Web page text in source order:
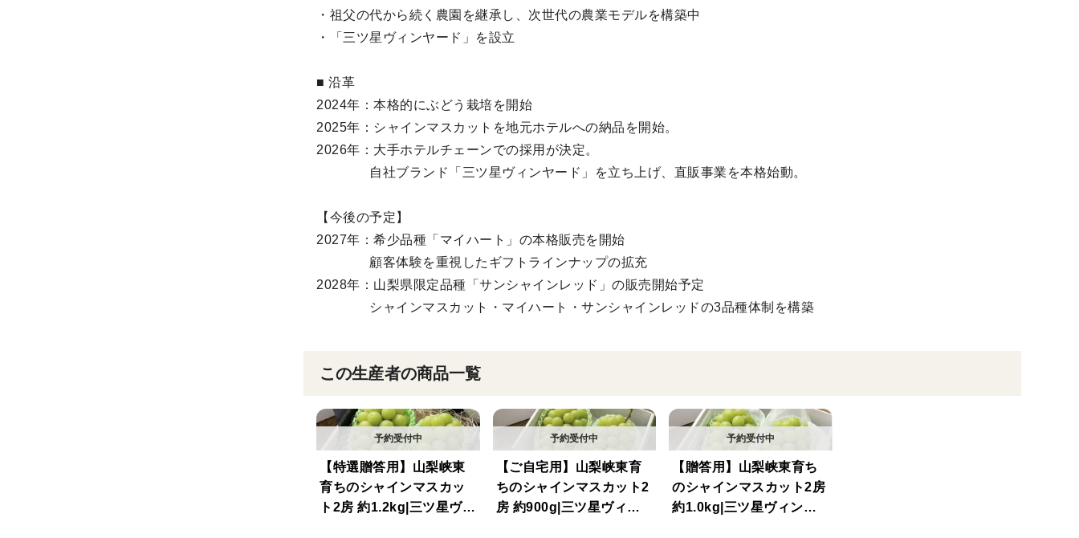
・祖父の代から続く農園を継承し、次世代の農業モデルを構築中
・「三ツ星ヴィンヤード」を設立
■ 沿革
2024年：本格的にぶどう栽培を開始
2025年：シャインマスカットを地元ホテルへの納品を開始。
2026年：大手ホテルチェーンでの採用が決定。
自社ブランド「三ツ星ヴィンヤード」を立ち上げ、直販事業を本格始動。
【今後の予定】
2027年：希少品種「マイハート」の本格販売を開始
顧客体験を重視したギフトラインナップの拡充
2028年：山梨県限定品種「サンシャインレッド」の販売開始予定
シャインマスカット・マイハート・サンシャインレッドの3品種体制を構築
この生産者の商品一覧
【特選贈答用】山梨峡東
育ちのシャインマスカッ
ト2房 約1.2kg|三ツ星ヴィ
【ご自宅用】山梨峡東育
ちのシャインマスカット2
房 約900g|三ツ星ヴィン
【贈答用】山梨峡東育ち
のシャインマスカット2房
約1.0kg|三ツ星ヴィンヤ